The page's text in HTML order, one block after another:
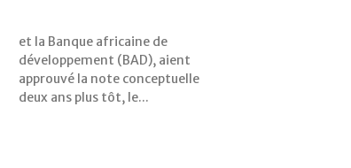
deux ans plus tôt, le...